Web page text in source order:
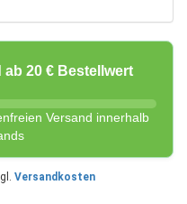
20 € Bestellwert
Versand innerhalb
Versandkosten